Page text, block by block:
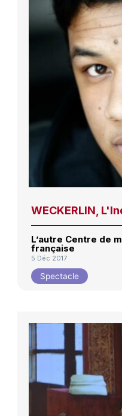
WECKERLIN,
L’autre Centre de
française
5 Déc 2017
Spectacle